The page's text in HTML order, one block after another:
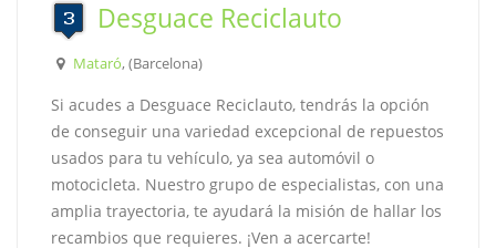
Desguace Reciclauto
Mataró, (Barcelona)
Si acudes a Desguace Reciclauto, tendrás la opción
de conseguir una variedad excepcional de repuestos
usados para tu vehículo, ya sea automóvil o
motocicleta. Nuestro grupo de especialistas, con una
amplia trayectoria, te ayudará la misión de hallar los
recambios que requieres. ¡Ven a acercarte!